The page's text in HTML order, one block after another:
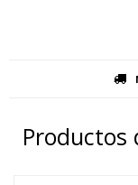
Productos